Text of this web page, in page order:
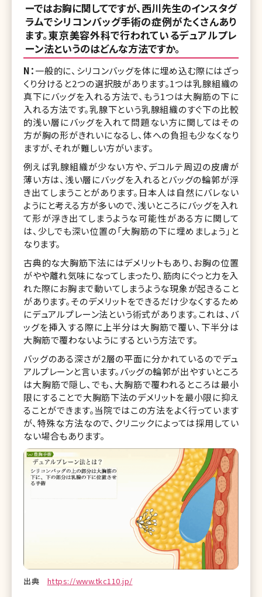
ーではお胸に関してですが、西川先生のインスタグ
ラムでシリコンバッグ手術の症例がたくさんあり
ます。東京美容外科で行われているデュアルプレ
ーン法というのはどんな方法ですか。
N：一般的に、シリコンバッグを体に埋め込む際にはざっ
くり分けると2つの選択肢があります。1つは乳腺組織の
真下にバッグを入れる方法で、もう1つは大胸筋の下に
入れる方法です。乳腺下という乳腺組織のすぐ下の比較
的浅い層にバッグを入れて問題ない方に関してはその
方が胸の形がきれいになるし、体への負担も少なくなり
ますが、それが難しい方がいます。
例えば乳腺組織が少ない方や、デコルテ周辺の皮膚が
薄い方は、浅い層にバッグを入れるとバッグの輪郭が浮
き出てしまうことがあります。日本人は自然にバレない
ようにと考える方が多いので、浅いところにバッグを入れ
て形が浮き出てしまうような可能性がある方に関して
は、少しでも深い位置の「大胸筋の下に埋めましょう」と
なります。
古典的な大胸筋下法にはデメリットもあり、お胸の位置
がやや離れ気味になってしまったり、筋肉にぐっと力を入
れた際にお胸まで動いてしまうような現象が起きること
があります。そのデメリットをできるだけ少なくするため
にデュアルプレーン法という術式があります。これは、バ
ッグを挿入する際に上半分は大胸筋で覆い、下半分は
大胸筋で覆わないようにするという方法です。
バッグのある深さが2層の平面に分かれているのでデュ
アルプレーンと言います。バッグの輪郭が出やすいところ
は大胸筋で隠し、でも、大胸筋で覆われるところは最小
限にすることで大胸筋下法のデメリットを最小限に抑え
ることができます。当院ではこの方法をよく行っています
が、特殊な方法なので、クリニックによっては採用してい
ない場合もあります。
出典 https://www.tkc110.jp/